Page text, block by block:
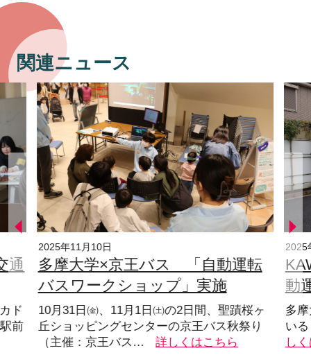
関連ニュース
通
ド
前
2025年11月10日
多摩大学×京王バス 「自動運転
バスワークショップ」実施
10月31日㈮、11月1日㈯の2日間、聖蹟桜ヶ
丘ショッピングセンターの京王バス秋祭り
（主催：京王バス…
詳しくはこちら
2025
動
多
い
し